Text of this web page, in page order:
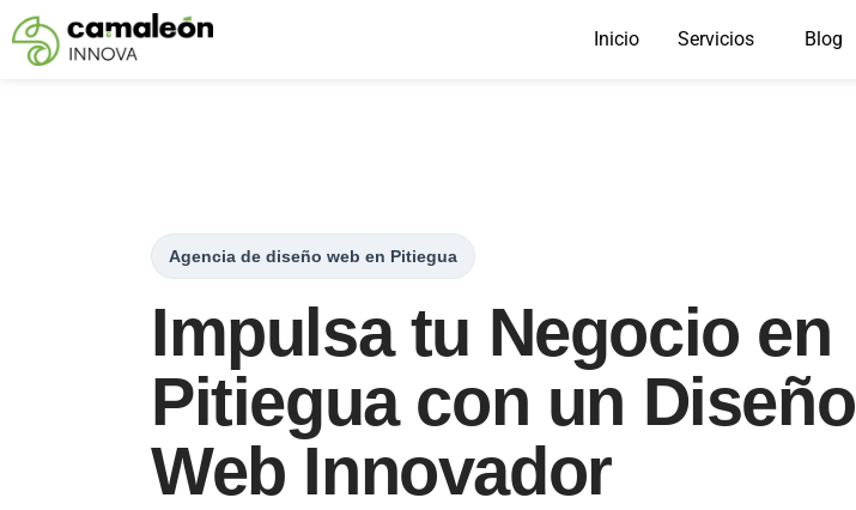
Saltar
Inicio Servicios Blog
Agencia de diseño web en Pitiegua
Impulsa tu Negocio en
Pitiegua con un Diseño
Web Innovador